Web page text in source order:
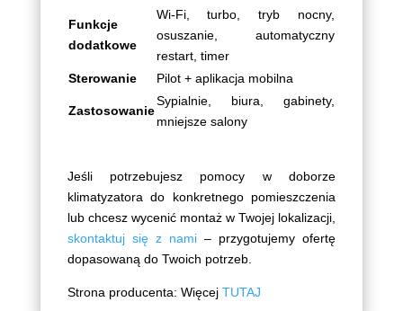
Funkcje
dodatkowe
Wi-Fi, turbo, tryb nocny,
osuszanie, automatyczny
restart, timer
Sterowanie
Pilot + aplikacja mobilna
Zastosowanie
Sypialnie, biura, gabinety,
mniejsze salony
Jeśli potrzebujesz pomocy w doborze
klimatyzatora do konkretnego pomieszczenia
lub chcesz wycenić montaż w Twojej lokalizacji,
skontaktuj się z nami – przygotujemy ofertę
dopasowaną do Twoich potrzeb.
Strona producenta: Więcej TUTAJ